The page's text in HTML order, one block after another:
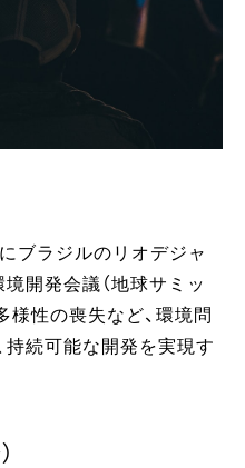
ブラジルのリオデジャ
開発会議（地球サミッ
様性の喪失など、環境問
持続可能な開発を実現す